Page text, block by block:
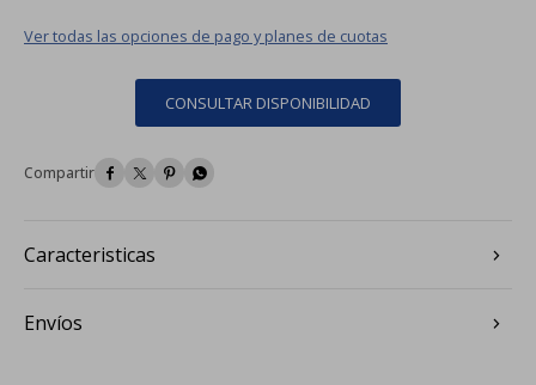
Ver todas las opciones de pago y planes de cuotas
CONSULTAR DISPONIBILIDAD
   
Caracteristicas
Envíos